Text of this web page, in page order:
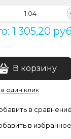
1 305,20
В корзину
в один клик
в сравнение
в избранное